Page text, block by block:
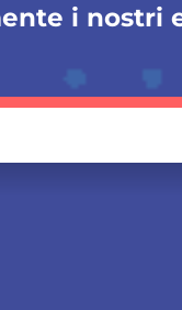
i nostri